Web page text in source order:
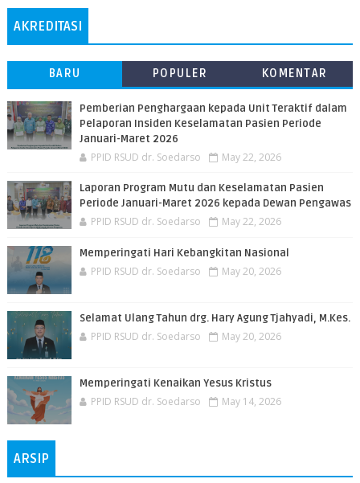
AKREDITASI
BARU POPULER KOMENTAR
Pemberian Penghargaan kepada Unit Teraktif dalam
Pelaporan Insiden Keselamatan Pasien Periode
Januari-Maret 2026
PPID RSUD dr. Soedarso May 22, 2026
Laporan Program Mutu dan Keselamatan Pasien
Periode Januari-Maret 2026 kepada Dewan Pengawas
PPID RSUD dr. Soedarso May 22, 2026
Memperingati Hari Kebangkitan Nasional
PPID RSUD dr. Soedarso May 20, 2026
Selamat Ulang Tahun drg. Hary Agung Tjahyadi, M.Kes.
PPID RSUD dr. Soedarso May 20, 2026
Memperingati Kenaikan Yesus Kristus
PPID RSUD dr. Soedarso May 14, 2026
ARSIP